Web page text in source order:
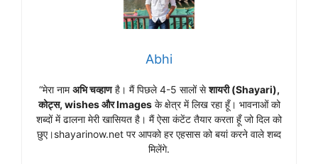
Abhi
“मेरा नामअभि चव्हाणहै। मैं पिछले 4-5 सालों सेशायरी (Shayari),
कोट्स, wishes और Imagesके क्षेत्र में लिख रहा हूँ। भावनाओं को
शब्दों में ढालना मेरी खासियत है। मैं ऐसा कंटेंट तैयार करता हूँ जो दिल को
छुए।shayarinow.net पर आपको हर एहसास को बयां करने वाले शब्द
मिलेंगे.